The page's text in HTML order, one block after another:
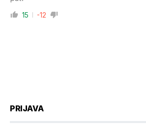
15 -12
PRIJAVA